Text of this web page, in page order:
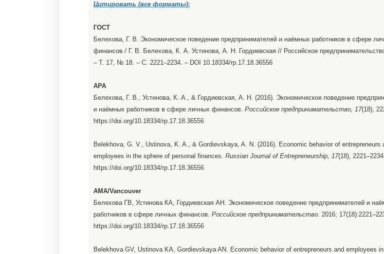
Цитировать (все форматы):
ГОСТ
Белехова, Г. В. Экономическое поведение предпринимателей и наёмных работников в сфере
финансов / Г. В. Белехова, К. А. Устинова, А. Н. Гордиевская // Российское
– Т. 17, № 18. – С. 2221–2234. – DOI 10.18334/rp.17.18.36556
APA
Белехова, Г. В., Устинова, К. А., & Гордиевская, А. Н. (2016). Экономическое поведение
и наёмных работников в сфере личных финансов. Российское предпринимательство, 17(18),
https://doi.org/10.18334/rp.17.18.36556
Belekhova, G. V., Ustinova, K. A., & Gordievskaya, A. N. (2016). Economic behavior of entrepreneurs
employees in the sphere of personal finances. Russian Journal of Entrepreneurship, 17(18),
https://doi.org/10.18334/rp.17.18.36556
AMA/Vancouver
Белехова ГВ, Устинова КА, Гордиевская АН. Экономическое поведение предпринимателей и
работников в сфере личных финансов. Российское предпринимательство. 2016;
https://doi.org/10.18334/rp.17.18.36556
Belekhova GV, Ustinova KA, Gordievskaya AN. Economic behavior of entrepreneurs and employees